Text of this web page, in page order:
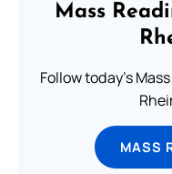
Mass
Follow today's
MASS